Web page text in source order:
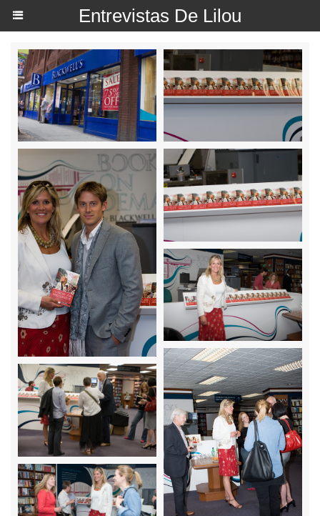
Entrevistas De Lilou